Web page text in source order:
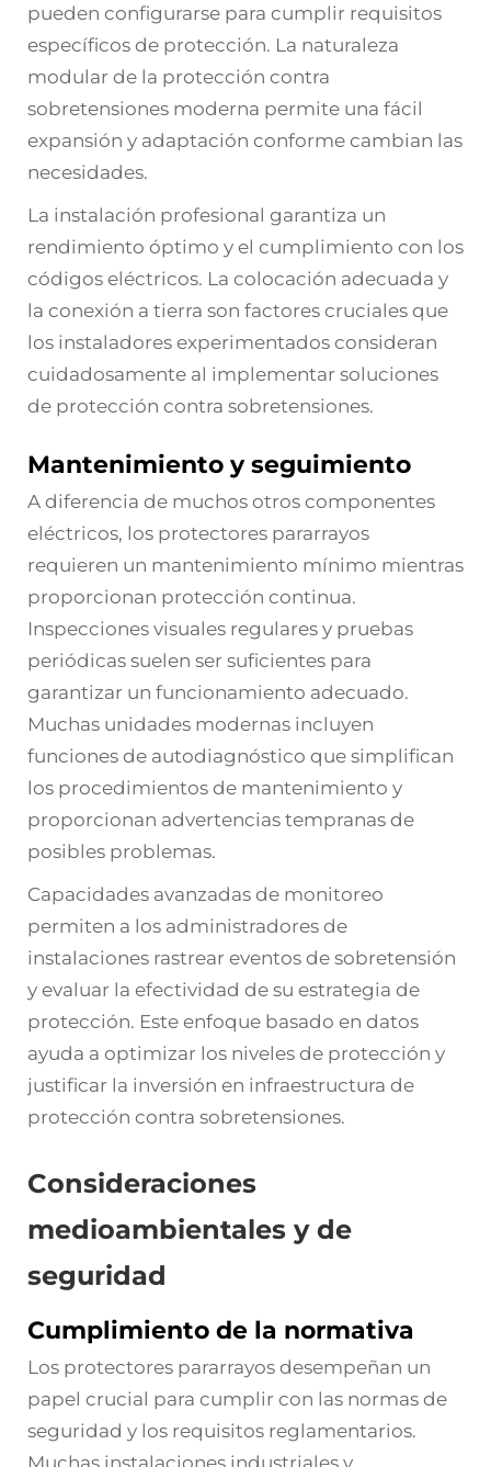
pueden configurarse para cumplir requisitos
específicos de protección. La naturaleza
modular de la protección contra
sobretensiones moderna permite una fácil
expansión y adaptación conforme cambian las
necesidades.
La instalación profesional garantiza un
rendimiento óptimo y el cumplimiento con los
códigos eléctricos. La colocación adecuada y
la conexión a tierra son factores cruciales que
los instaladores experimentados consideran
cuidadosamente al implementar soluciones
de protección contra sobretensiones.
Mantenimiento y seguimiento
A diferencia de muchos otros componentes
eléctricos, los protectores pararrayos
requieren un mantenimiento mínimo mientras
proporcionan protección continua.
Inspecciones visuales regulares y pruebas
periódicas suelen ser suficientes para
garantizar un funcionamiento adecuado.
Muchas unidades modernas incluyen
funciones de autodiagnóstico que simplifican
los procedimientos de mantenimiento y
proporcionan advertencias tempranas de
posibles problemas.
Capacidades avanzadas de monitoreo
permiten a los administradores de
instalaciones rastrear eventos de sobretensión
y evaluar la efectividad de su estrategia de
protección. Este enfoque basado en datos
ayuda a optimizar los niveles de protección y
justificar la inversión en infraestructura de
protección contra sobretensiones.
Consideraciones
medioambientales y de
seguridad
Cumplimiento de la normativa
Los protectores pararrayos desempeñan un
papel crucial para cumplir con las normas de
seguridad y los requisitos reglamentarios.
Muchas instalaciones industriales y